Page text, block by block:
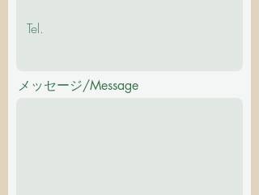
メッセージ/Message